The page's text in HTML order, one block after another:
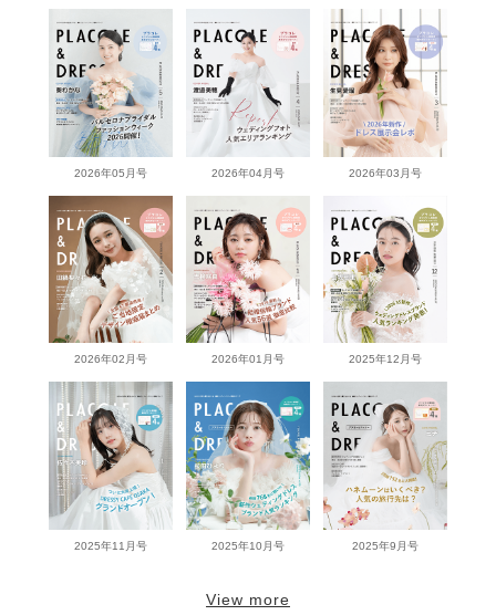
2026年05月号 2026年04月号 2026年03月号
2026年02月号 2026年01月号 2025年12月号
2025年11月号 2025年10月号 2025年9月号
View more